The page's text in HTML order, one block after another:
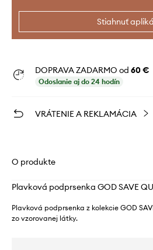
Stiahnuť
DOPRAVA ZADARMO od 60 €
Odoslanie aj do 24 hodín
VRÁTENIE A REKLAMÁCIA
O produkte
Plavková podprsenka GOD SAVE
Plavková podprsenka z kolekcie GOD
zo vzorovanej látky.